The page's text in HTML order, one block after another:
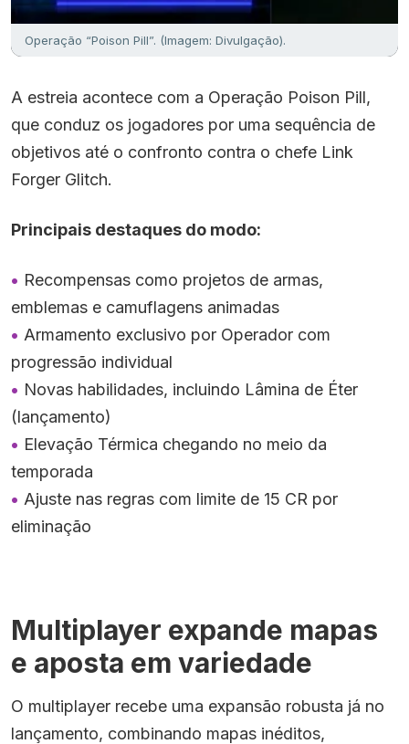
Operação “Poison Pill”. (Imagem: Divulgação).
A estreia acontece com a Operação Poison Pill,
que conduz os jogadores por uma sequência de
objetivos até o confronto contra o chefe Link
Forger Glitch.
Principais destaques do modo:
Recompensas como projetos de armas,
emblemas e camuflagens animadas
Armamento exclusivo por Operador com
progressão individual
Novas habilidades, incluindo Lâmina de Éter
(lançamento)
Elevação Térmica chegando no meio da
temporada
Ajuste nas regras com limite de 15 CR por
eliminação
Multiplayer expande mapas
e aposta em variedade
O multiplayer recebe uma expansão robusta já no
lançamento, combinando mapas inéditos,